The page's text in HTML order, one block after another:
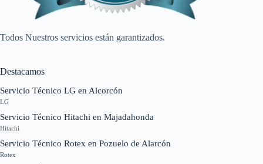
Todos Nuestros servicios están garantizados.
Destacamos
Servicio Técnico LG en Alcorcón
LG
Servicio Técnico Hitachi en Majadahonda
Hitachi
Servicio Técnico Rotex en Pozuelo de Alarcón
Rotex